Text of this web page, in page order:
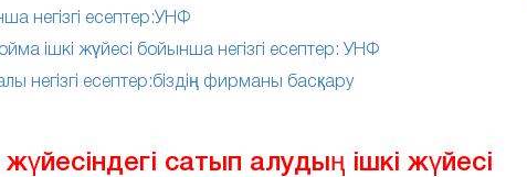
негізгі есептер:УНФ
ішкі жүйесі бойынша негізгі есептер: УНФ
негізгі есептер:біздің фирманы басқару
сатып алудың ішкі жүйесі